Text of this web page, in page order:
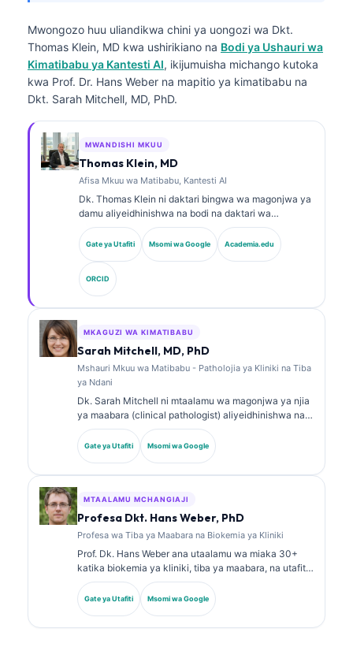
Mwongozo huu uliandikwa chini ya uongozi wa Dkt.
Thomas Klein, MD kwa ushirikiano na Bodi ya Ushauri wa
Kimatibabu ya Kantesti AI, ikijumuisha michango kutoka
kwa Prof. Dr. Hans Weber na mapitio ya kimatibabu na
Dkt. Sarah Mitchell, MD, PhD.
MWANDISHI MKUU
Thomas Klein, MD
Afisa Mkuu wa Matibabu, Kantesti AI
Dk. Thomas Klein ni daktari bingwa wa magonjwa ya
damu aliyeidhinishwa na bodi na daktari wa
magonjwa ya ndani, mwenye zaidi ya miaka 15 ya
uzoefu katika dawa za maabara na uchambuzi wa
kimatibabu unaosaidiwa na AI. Kama Afisa Mkuu wa
Tiba katika Kantesti AI, anatoa usimamizi wa
kimatibabu wa usahihi wa matibabu wa mtandao wa
neva wa kipekee. Dk. Klein amechapisha kwa wingi
kuhusu tafsiri ya viashirio vya kibayolojia na
Gate ya Utafiti Msomi wa Google Academia.edu
ORCID
MKAGUZI WA KIMATIBABU
Sarah Mitchell, MD, PhD
Mshauri Mkuu wa Matibabu - Patholojia ya Kliniki na Tiba
ya Ndani
Dk. Sarah Mitchell ni mtaalamu wa magonjwa ya njia
ya maabara (clinical pathologist) aliyeidhinishwa na
bodi, mwenye zaidi ya miaka 18 ya uzoefu. Ana vyeti
vya utaalamu katika kemia ya kliniki na amechapisha
kwa wingi kuhusu paneli za viashiria vya kiafya na
Gate ya Utafiti Msomi wa Google
MTAALAMU MCHANGIAJI
Profesa Dkt. Hans Weber, PhD
Profesa wa Tiba ya Maabara na Biokemia ya Kliniki
Prof. Dk. Hans Weber ana utaalamu wa miaka 30+
katika biokemia ya kliniki, tiba ya maabara, na utafiti
wa viashiria vya kiafya (biomarkers). Aliwahi kuwa
Rais wa zamani wa Jumuiya ya Ujerumani ya Kemia
ya Kliniki, na anajikita katika uchambuzi wa paneli za
Gate ya Utafiti Msomi wa Google